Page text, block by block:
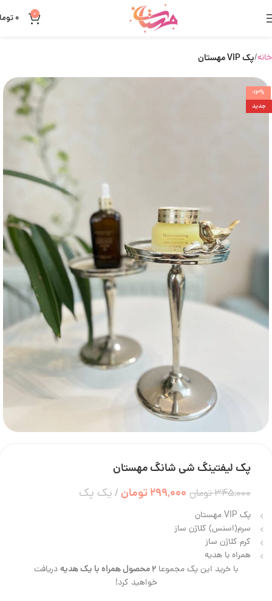
0
0
خانه پک VIP مهستان
-13%
جدید
پک لیفتینگ شی شانگ مهستان
345,000تومان 299,000تومان یک پک
پک VIP مهستان
سرم(اسنس) کلاژن ساز
کرم کلاژن ساز
همراه با هدیه
با خرید این پک مجموعا 2 محصول همراه با یک هدیه
دریافت
خواهید کرد!